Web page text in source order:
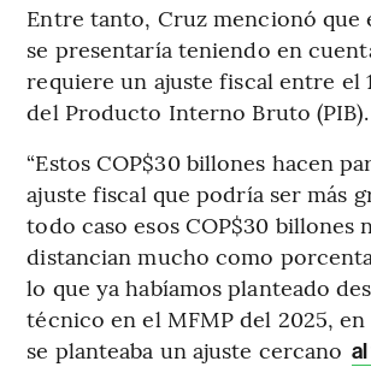
Entre tanto, Cruz mencionó que
se presentaría teniendo en
requiere un ajuste fiscal entre el
del Producto Interno Bruto (PIB).
“Estos COP$30 billones hacen
ajuste fiscal que podría ser más
todo caso esos COP$30 billones
distancian mucho como
lo que ya habíamos planteado
técnico en el MFMP del 2025,
se planteaba un ajuste cercano